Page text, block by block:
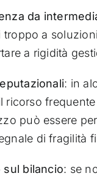
da
troppo a
a rigidità
: in
ricorso
può essere
di fragilità
sul bilancio: se